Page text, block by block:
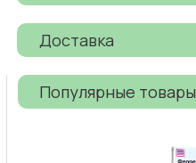
Доставка
Популярные товары